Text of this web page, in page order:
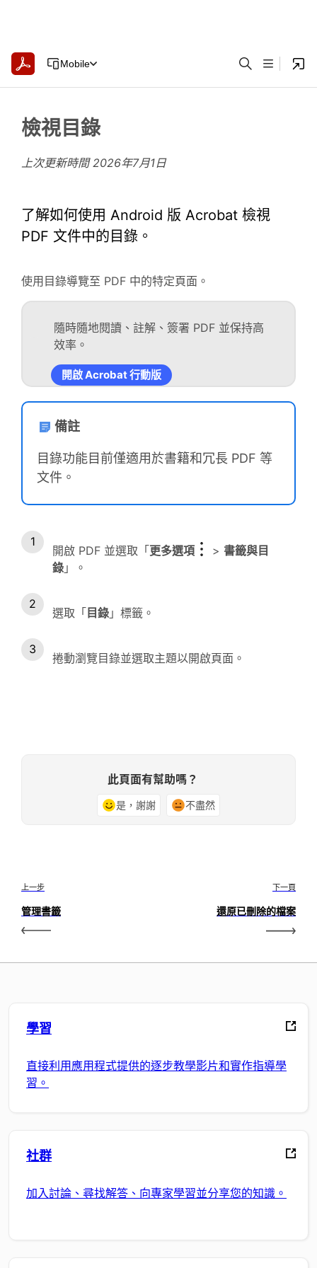
Mobile
檢視目錄
上次更新時間2026年7月1日
了解如何使用 Android 版 Acrobat 檢視
PDF 文件中的目錄。
使用目錄導覽至 PDF 中的特定頁面。
隨時隨地閱讀、註解、簽署 PDF 並保持高
效率。
開啟 Acrobat 行動版
備註
目錄功能目前僅適用於書籍和冗長 PDF 等
文件。
開啟 PDF 並選取「 更多選項 > 書籤與目
錄 」。
選取「 目錄 」標籤。
捲動瀏覽目錄並選取主題以開啟頁面。
此頁面有幫助嗎？
是，謝謝 不盡然
上一步
管理書籤
下一頁
還原已刪除的檔案
學習
直接利用應用程式提供的逐步教學影片和實作指導學
習。
社群
加入討論、尋找解答、向專家學習並分享您的知識。